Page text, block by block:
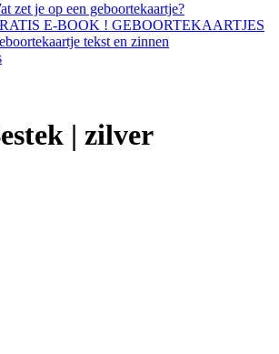
zet je op een geboortekaartje?
E-BOOK ! GEBOORTEKAARTJES
tekst en zinnen
| zilver